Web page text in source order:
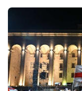
Slovensko